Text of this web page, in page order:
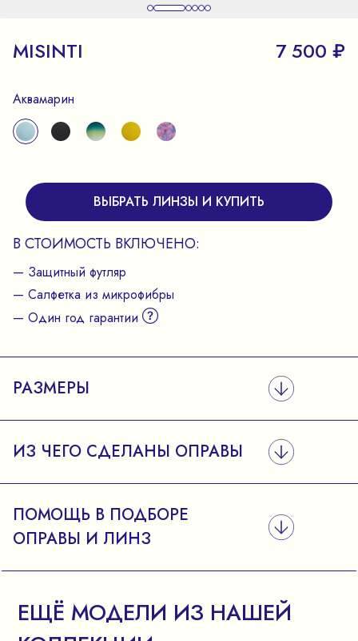
MISINTI 7 500 ₽
Аквамарин
ВЫБРАТЬ ЛИНЗЫ И КУПИТЬ
В СТОИМОСТЬ ВКЛЮЧЕНО:
— Защитный футляр
— Салфетка из микрофибры
— Один год гарантии
РАЗМЕРЫ
ИЗ ЧЕГО СДЕЛАНЫ ОПРАВЫ
ПОМОЩЬ В ПОДБОРЕ
ОПРАВЫ И ЛИНЗ
ЕЩЁ МОДЕЛИ ИЗ НАШЕЙ